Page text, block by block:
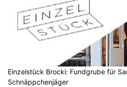
Einzelstück Brocki: Fundgrube für
Schnäppchenjäger